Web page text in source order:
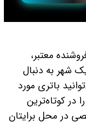
معتبر،
شهر به دنبال
باتری مورد
در کوتاه‌ترین
در محل برایتان